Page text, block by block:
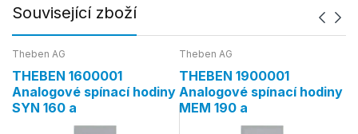
Související zboží
Theben AG
THEBEN 1600001
Analogové spínací hodiny
SYN 160 a
Theben AG
THEBEN 1900001
Analogové spínací hodiny
MEM 190 a